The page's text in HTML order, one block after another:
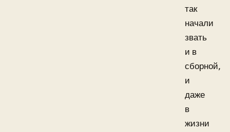
так
начали
звать
и в
сборной,
и
даже
в
жизни